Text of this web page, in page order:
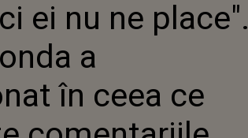
CE PRIVEȘTE
COMENTARIILE
NEGATIVE FORMULATE
ei nu ne place".
a
în ceea ce